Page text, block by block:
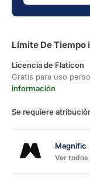
Límite De Tiempo
Licencia de Flaticon
Gratis para uso
información
Se requiere
Magnific
Ver